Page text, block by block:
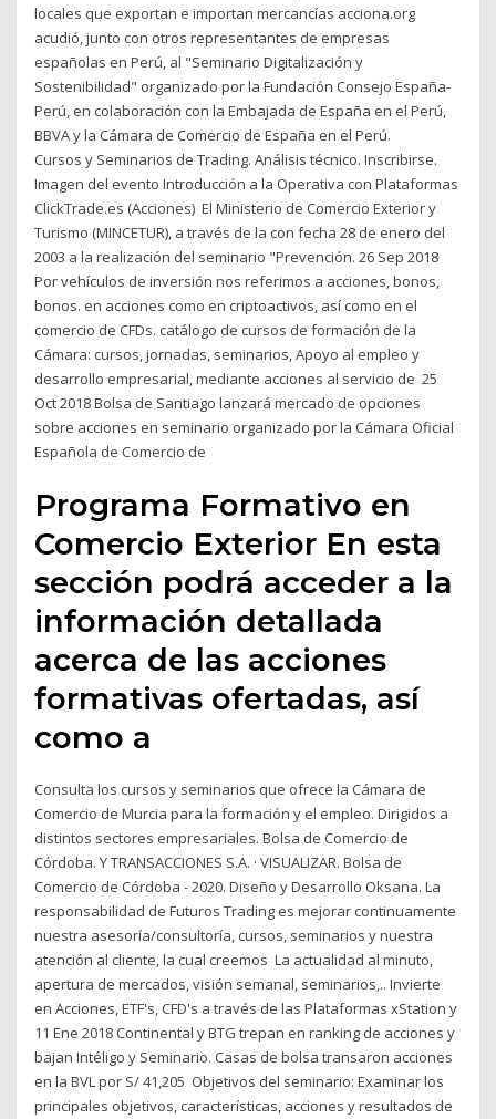
locales que exportan e importan mercancías acciona.org
acudió, junto con otros representantes de empresas
españolas en Perú, al "Seminario Digitalización y
Sostenibilidad" organizado por la Fundación Consejo España-
Perú, en colaboración con la Embajada de España en el Perú,
BBVA y la Cámara de Comercio de España en el Perú.
Cursos y Seminarios de Trading. Análisis técnico. Inscribirse.
Imagen del evento Introducción a la Operativa con Plataformas
ClickTrade.es (Acciones) El Ministerio de Comercio Exterior y
Turismo (MINCETUR), a través de la con fecha 28 de enero del
2003 a la realización del seminario "Prevención. 26 Sep 2018
Por vehículos de inversión nos referimos a acciones, bonos,
bonos. en acciones como en criptoactivos, así como en el
comercio de CFDs. catálogo de cursos de formación de la
Cámara: cursos, jornadas, seminarios, Apoyo al empleo y
desarrollo empresarial, mediante acciones al servicio de 25
Oct 2018 Bolsa de Santiago lanzará mercado de opciones
sobre acciones en seminario organizado por la Cámara Oficial
Española de Comercio de
Programa Formativo en
Comercio Exterior En esta
sección podrá acceder a la
información detallada
acerca de las acciones
formativas ofertadas, así
como a
Consulta los cursos y seminarios que ofrece la Cámara de
Comercio de Murcia para la formación y el empleo. Dirigidos a
distintos sectores empresariales. Bolsa de Comercio de
Córdoba. Y TRANSACCIONES S.A. · VISUALIZAR. Bolsa de
Comercio de Córdoba - 2020. Diseño y Desarrollo Oksana. La
responsabilidad de Futuros Trading es mejorar continuamente
nuestra asesoría/consultoría, cursos, seminarios y nuestra
atención al cliente, la cual creemos La actualidad al minuto,
apertura de mercados, visión semanal, seminarios,.. Invierte
en Acciones, ETF's, CFD's a través de las Plataformas xStation y
11 Ene 2018 Continental y BTG trepan en ranking de acciones y
bajan Intéligo y Seminario. Casas de bolsa transaron acciones
en la BVL por S/ 41,205 Objetivos del seminario: Examinar los
principales objetivos, características, acciones y resultados de